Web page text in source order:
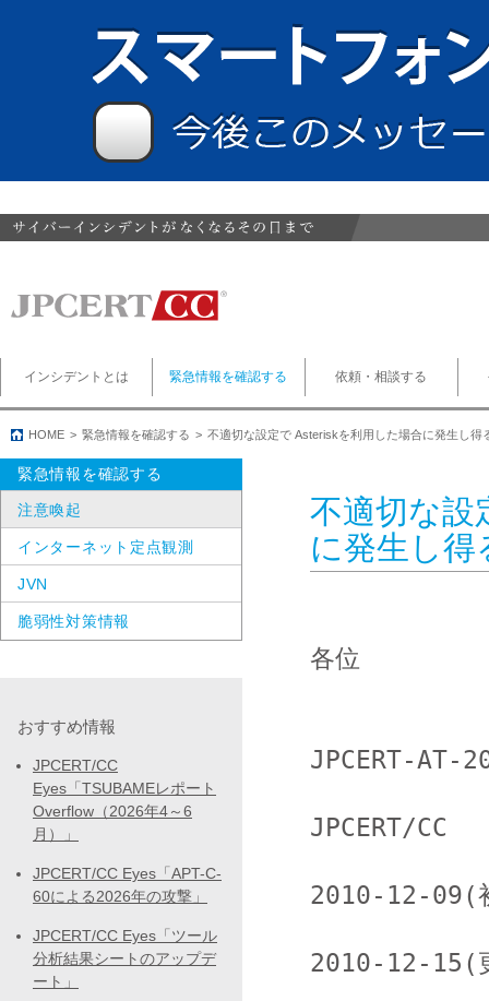
インシデントとは 緊急情報を確認する 依頼・相談する
HOME 緊急情報を確認する 不適切な設定で Asteriskを利用した場合に発生し得
不適切な設
に発生し得
各位
JPCERT-AT-
JPCERT/CC
2010-12-09(
2010-12-15(
緊急情報を確認する
注意喚起
インターネット定点観測
JVN
脆弱性対策情報
おすすめ情報
JPCERT/CC
Eyes「TSUBAMEレポート
Overflow（2026年4～6
月）」
JPCERT/CC Eyes「APT-C-
60による2026年の攻撃」
JPCERT/CC Eyes「ツール
分析結果シートのアップデ
ート」